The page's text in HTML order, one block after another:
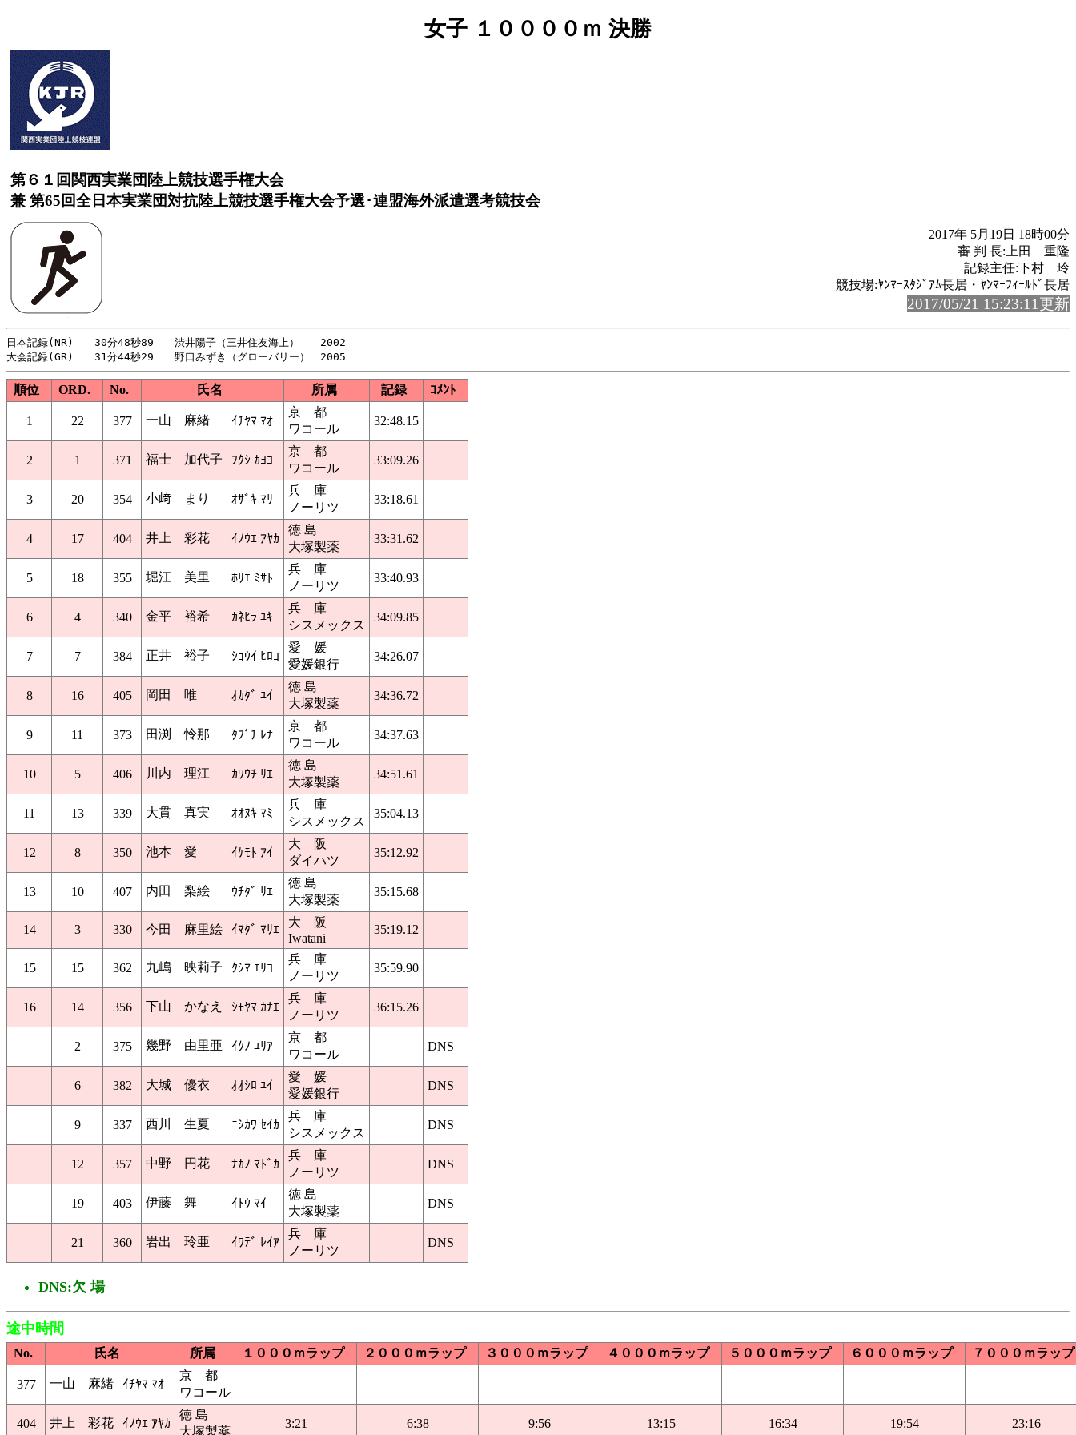
女子 １００００ｍ 決勝
第６１回関西実業団陸上競技選手権大会
兼 第65回全日本実業団対抗陸上競技選手権大会予選･連盟海外派遣選考競技会
2017年 5月19日 18時00分
審 判 長:上田 重隆
記録主任:下村 玲
競技場:ﾔﾝﾏｰｽﾀｼﾞｱﾑ長居・ﾔﾝﾏｰﾌｨｰﾙﾄﾞ長居
2017/05/21 15:23:11更新
日本記録(NR)　　30分48秒89　　渋井陽子（三井住友海上）　　2002
順位 ORD. No. 氏名 所属 記録 ｺﾒﾝﾄ
1 22 377 一山 麻緒 ｲﾁﾔﾏ ﾏｵ
京 都
ワコール
32:48.15
2 1 371 福士 加代子 ﾌｸｼ ｶﾖｺ
京 都
ワコール
33:09.26
3 20 354 小﨑 まり ｵｻﾞｷ ﾏﾘ
兵 庫
ノーリツ
33:18.61
4 17 404 井上 彩花 ｲﾉｳｴ ｱﾔｶ
徳 島
大塚製薬
33:31.62
5 18 355 堀江 美里 ﾎﾘｴ ﾐｻﾄ
兵 庫
ノーリツ
33:40.93
6 4 340 金平 裕希 ｶﾈﾋﾗ ﾕｷ
兵 庫
シスメックス
34:09.85
7 7 384 正井 裕子 ｼｮｳｲ ﾋﾛｺ
愛 媛
愛媛銀行
34:26.07
8 16 405 岡田 唯 ｵｶﾀﾞ ﾕｲ
徳 島
大塚製薬
34:36.72
9 11 373 田渕 怜那 ﾀﾌﾞﾁ ﾚﾅ
京 都
ワコール
34:37.63
10 5 406 川内 理江 ｶﾜｳﾁ ﾘｴ
徳 島
大塚製薬
34:51.61
11 13 339 大貫 真実 ｵｵﾇｷ ﾏﾐ
兵 庫
シスメックス
35:04.13
12 8 350 池本 愛 ｲｹﾓﾄ ｱｲ
大 阪
ダイハツ
35:12.92
13 10 407 内田 梨絵 ｳﾁﾀﾞ ﾘｴ
徳 島
大塚製薬
35:15.68
14 3 330 今田 麻里絵 ｲﾏﾀﾞ ﾏﾘｴ
大 阪
Iwatani
35:19.12
15 15 362 九嶋 映莉子 ｸｼﾏ ｴﾘｺ
兵 庫
ノーリツ
35:59.90
16 14 356 下山 かなえ ｼﾓﾔﾏ ｶﾅｴ
兵 庫
ノーリツ
36:15.26
2 375 幾野 由里亜 ｲｸﾉ ﾕﾘｱ
京 都
ワコール
DNS
6 382 大城 優衣 ｵｵｼﾛ ﾕｲ
愛 媛
愛媛銀行
DNS
9 337 西川 生夏 ﾆｼｶﾜ ｾｲｶ
兵 庫
シスメックス
DNS
12 357 中野 円花 ﾅｶﾉ ﾏﾄﾞｶ
兵 庫
ノーリツ
DNS
19 403 伊藤 舞 ｲﾄｳ ﾏｲ
徳 島
大塚製薬
DNS
21 360 岩出 玲亜 ｲﾜﾃﾞ ﾚｲｱ
兵 庫
ノーリツ
DNS
DNS:欠 場
途中時間
No. 氏名 所属 １０００ｍラップ ２０００ｍラップ ３０００ｍラップ ４０００ｍラップ ５０００ｍラップ ６０００ｍラップ ７０００ｍラップ
377 一山 麻緒 ｲﾁﾔﾏ ﾏｵ
京 都
ワコール
404 井上 彩花 ｲﾉｳｴ ｱﾔｶ
徳 島
大塚製薬
3:21 6:38 9:56 13:15 16:34 19:54 23:16